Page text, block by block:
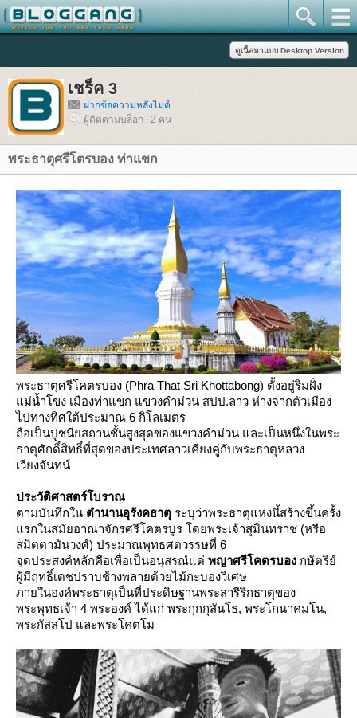
เชร็ค 3
ฝากข้อความหลังไมค์
ผู้ติดตามบล็อก : 2 คน
พระธาตุศรีโตรบอง ท่าแขก
พระธาตุศรีโคตรบอง (Phra That Sri Khottabong) ตั้งอยู่ริมฝั่ง
ม่น้ำโขง เมืองท่าแขก แขวงคำม่วน สปป.ลาว ห่างจากตัวเมือง
ไปทางทิศใต้ประมาณ 6 กิโลเมตร
ถือเป็นปูชนียสถานชั้นสูงสุดของแขวงคำม่วน และเป็นหนึ่งในพระ
ธาตุศักดิ์สิทธิ์ที่สุดของประเทศลาวเคียงคู่กับพระธาตุหลวง
เวียงจันทน์
ประวัติศาสตร์โบราณ
ตามบันทึกใน ตำนานอุรังคธาตุ ระบุว่าพระธาตุแห่งนี้สร้างขึ้นครั้ง
รกในสมัยอาณาจักรศรีโคตรบูร โดยพระเจ้าสุมินทราช (หรือ
สมิตตามันวงศ์) ประมาณพุทธศตวรรษที่ 6
จุดประสงค์หลักคือเพื่อเป็นอนุสรณ์แด่ พญาศรีโคตรบอง กษัตริย์
ผู้มีฤทธิ์เดชปราบช้างพลายด้วยไม้กะบองวิเศษ
ภายในองค์พระธาตุเป็นที่ประดิษฐานพระสารีริกธาตุของ
พระพุทธเจ้า 4 พระองค์ ได้แก่ พระกุกกุสันโธ, พระโกนาคมโน,
พระกัสสโป และพระโคตโม